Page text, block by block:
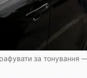
за тонування